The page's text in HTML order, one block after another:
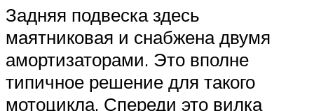
Задняя подвеска здесь
маятниковая и снабжена двумя
амортизаторами. Это вполне
типичное решение для такого
мотоцикла. Спереди это вилка